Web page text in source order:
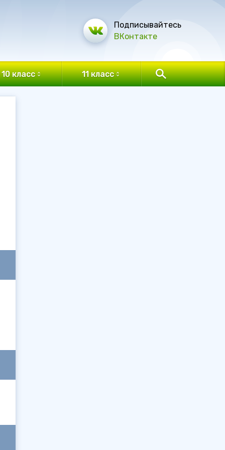
Подписывайтесь
ВКонтакте
10 класс 11 класс